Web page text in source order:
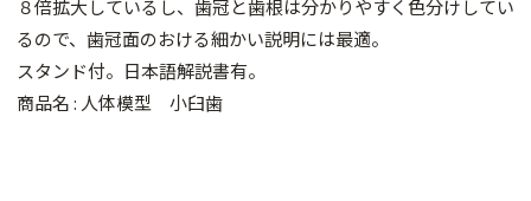
８倍拡大しているし、歯冠と歯根は分かりやすく色分けしてい
るので、歯冠面のおける細かい説明には最適。
スタンド付。日本語解説書有。
商品名 : 人体模型 小臼歯